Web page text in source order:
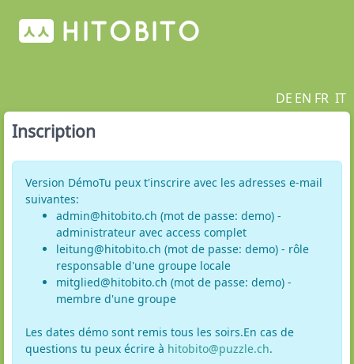
DE EN FR IT
Inscription
Version DémoTu peux t'inscrire avec les adresses e-mail
suivantes:
admin@hitobito.ch (mot de passe: demo) -
administrateur avec access complet
leitung@hitobito.ch (mot de passe: demo) - rôle
responsable d'une groupe locale
mitglied@hitobito.ch (mot de passe: demo) -
membre d'une groupe
Les dates démo sont remis tous les soirs.En cas de
questions tu peux écrire à hitobito@puzzle.ch.